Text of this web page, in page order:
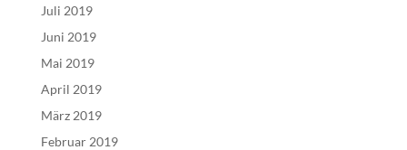
Juli 2019
Juni 2019
Mai 2019
April 2019
März 2019
Februar 2019